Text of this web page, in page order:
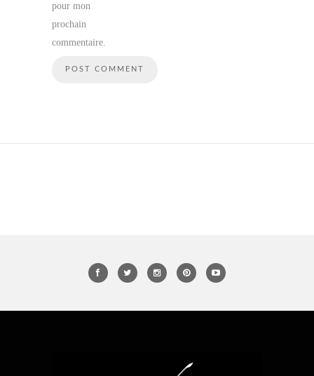
pour mon
prochain
commentaire.